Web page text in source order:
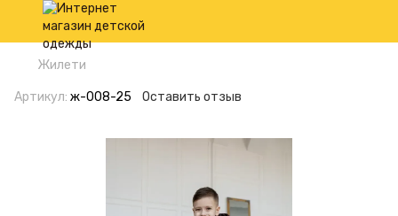
Жилети
Артикул: ж-008-25 Оставить отзыв